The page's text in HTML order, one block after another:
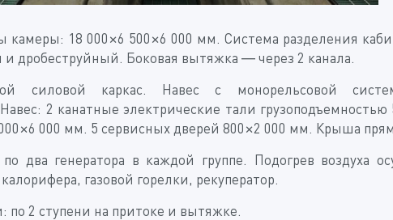
камеры: 18 000×6 500×6 000 мм. Система разделения
и дробеструйный. Боковая вытяжка — через 2 канала.
силовой каркас. Навес с монорельсовой
2 канатные электрические тали
000 мм. 5 сервисных дверей 800×2 000 мм. Крыша
два генератора в каждой группе. Подогрев воздуха
газовой горелки, рекуператор.
по 2 ступени на притоке и вытяжке.